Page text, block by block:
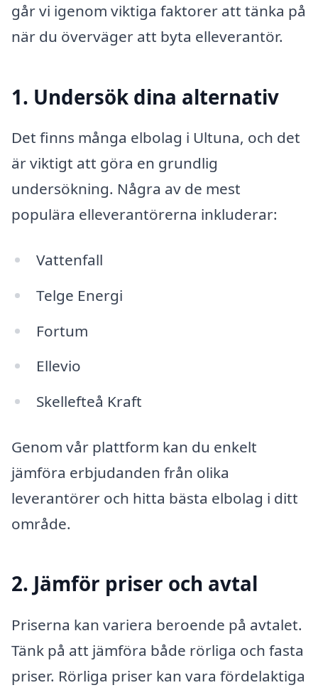
går vi igenom viktiga faktorer att tänka på
när du överväger att byta elleverantör.
1. Undersök dina alternativ
Det finns många elbolag i Ultuna, och det
är viktigt att göra en grundlig
undersökning. Några av de mest
populära elleverantörerna inkluderar:
Vattenfall
Telge Energi
Fortum
Ellevio
Skellefteå Kraft
Genom vår plattform kan du enkelt
jämföra erbjudanden från olika
leverantörer och hitta bästa elbolag i ditt
område.
2. Jämför priser och avtal
Priserna kan variera beroende på avtalet.
Tänk på att jämföra både rörliga och fasta
priser. Rörliga priser kan vara fördelaktiga